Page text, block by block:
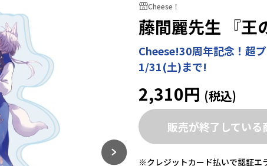
Cheese！
藤間麗先生 『王
Cheese!30周年記念！超
1/31(土)まで!
2,310円
販売が終了している
※クレジットカード払いで認証エ